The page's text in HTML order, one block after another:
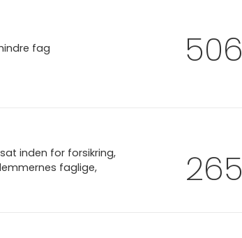
fag
506
inden for forsikring,
faglige,
265